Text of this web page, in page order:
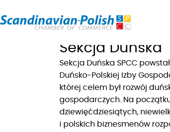
Sekcja Duńska
Sekcja Duńska SPCC
Duńsko-Polskiej Izby
której celem był rozwój
gospodarczych. Na
dziewięćdziesiątych,
i polskich biznesmenów